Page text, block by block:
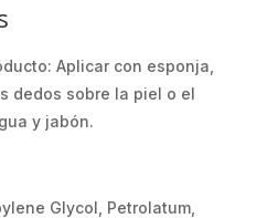
Aplicar con esponja,
dedos sobre la piel o el
y jabón.
Glycol, Petrolatum,